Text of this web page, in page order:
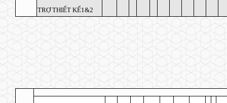
TRỢ THIẾT KẾ1&2